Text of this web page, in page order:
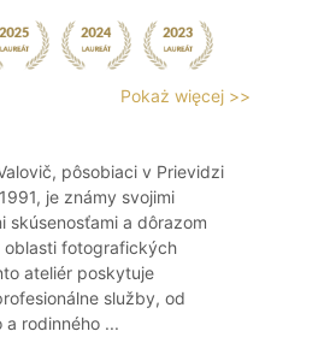
Pokaż więcej >>
pôsobiaci v Prievidzi
je známy svojimi
skúsenosťami a dôrazom
oblasti fotografických
ateliér poskytuje
služby, od
a rodinného ...